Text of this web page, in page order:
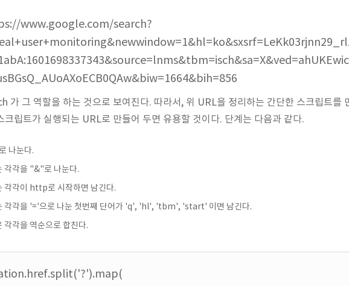
www.google.com/search?
가 그 역할을 하는 것으로 보여진다. 따라서, 위 URL을 정리하는 간단한 스크립트를
크립트가 실행되는 URL로 만들어 두면 유용할 것이다. 단계는 다음과 같다.
나눈다.
각각을 "&"로 나눈다.
각각이 http로 시작하면 남긴다.
각각을 '='으로 나눈 첫번째 단어가 'q', 'hl', 'tbm', 'start' 이면 남긴다.
각각을 역순으로 합친다.